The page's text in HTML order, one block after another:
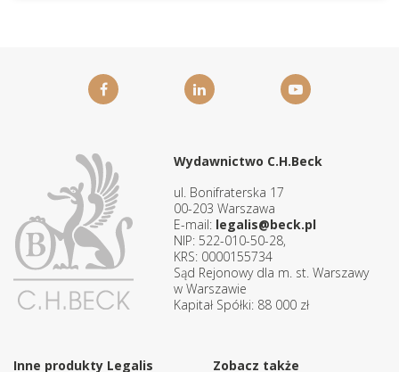
Wydawnictwo C.H.Beck
ul. Bonifraterska 17
00-203 Warszawa
E-mail: legalis@beck.pl
NIP: 522-010-50-28,
KRS: 0000155734
Sąd Rejonowy dla m. st. Warszawy
w Warszawie
Kapitał Spółki: 88 000 zł
Inne produkty Legalis Zobacz także